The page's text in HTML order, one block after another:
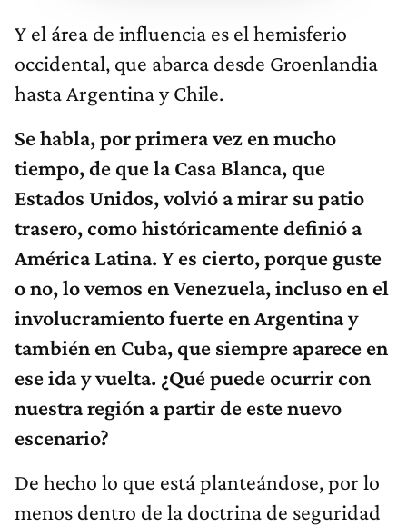
Y el área de influencia es el hemisferio
occidental, que abarca desde Groenlandia
hasta Argentina y Chile.
Se habla, por primera vez en mucho
tiempo, de que la Casa Blanca, que
Estados Unidos, volvió a mirar su patio
trasero, como históricamente definió a
América Latina. Y es cierto, porque guste
o no, lo vemos en Venezuela, incluso en el
involucramiento fuerte en Argentina y
también en Cuba, que siempre aparece en
ese ida y vuelta. ¿Qué puede ocurrir con
nuestra región a partir de este nuevo
escenario?
De hecho lo que está planteándose, por lo
menos dentro de la doctrina de seguridad